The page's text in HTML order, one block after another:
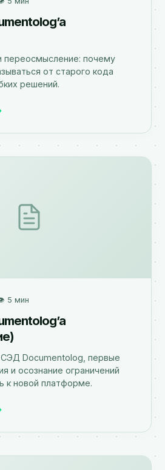
переосмысление: почему
от старого кода
решений.
5 мин
СЭД Documentolog, первые
и осознание ограничений
к новой платформе.